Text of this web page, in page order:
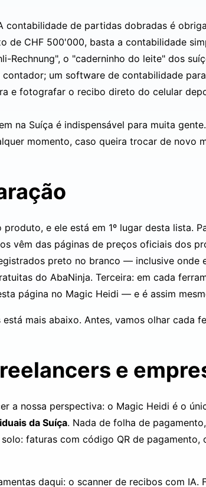
contabilidade de partidas dobradas é
de CHF 500'000, basta a contabilidade
Rechnung", o "caderninho do leite" dos
um software de contabilidade
e fotografar o recibo direto do celular
na Suíça é indispensável para muita
momento, caso queira trocar de novo
e ele está em 1º lugar desta lista.
vêm das páginas de preços oficiais dos
preto no branco — inclusive onde
do AbaNinja. Terceira: em cada
página no Magic Heidi — e é assim
mais abaixo. Antes, vamos olhar cada
e
a nossa perspectiva: o Magic Heidi é o
da Suíça. Nada de folha de
faturas com código QR de pagamento,
daqui: o scanner de recibos com IA.